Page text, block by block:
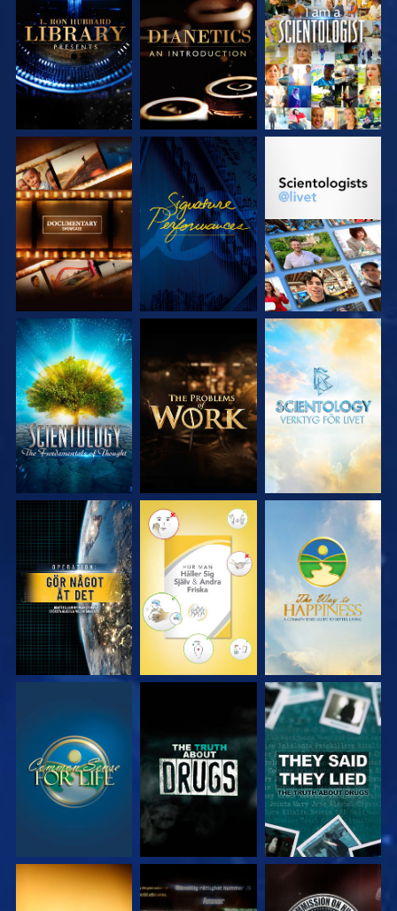
UTFORSKA
SERIEN
UTFORSKA
SERIEN
TITTA
UTFORSKA
SERIEN
TITTA
UTFORSKA
UTFORSKA
SERIEN
UTFORSKA
SERIEN
UTFORSKA
SERIEN
TITTA TITTA TITTA
TITTA TITTA TITTA